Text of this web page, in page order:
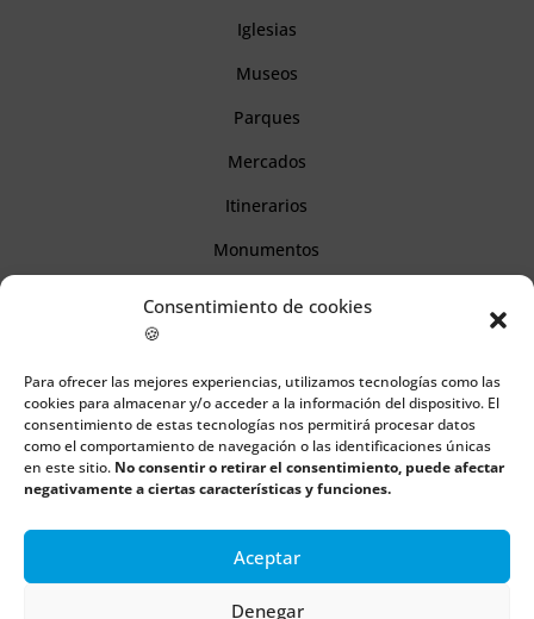
Consentimiento de cookies
🍪
Para ofrecer las mejores experiencias, utilizamos tecnologías como las
cookies para almacenar y/o acceder a la información del dispositivo. El
consentimiento de estas tecnologías nos permitirá procesar datos
como el comportamiento de navegación o las identificaciones únicas
en este sitio. No consentir o retirar el consentimiento, puede afectar
negativamente a ciertas características y funciones.
Aceptar
Denegar
Iglesias
Museos
Parques
Mercados
Itinerarios
Monumentos
Información
Aviso legal
Política de cookies
Política de privacidad